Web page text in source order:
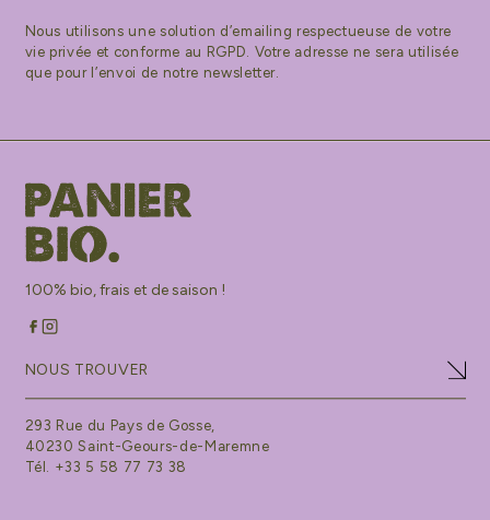
Nous utilisons une solution d’emailing respectueuse de votre
vie privée et conforme au RGPD. Votre adresse ne sera utilisée
que pour l’envoi de notre newsletter.
100% bio, frais et de saison !
NOUS TROUVER
293 Rue du Pays de Gosse,
40230 Saint-Geours-de-Maremne
Tél. +33 5 58 77 73 38